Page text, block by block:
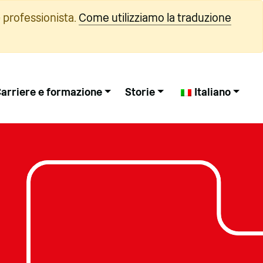
Come utilizziamo la traduzione
e formazione Storie Italiano